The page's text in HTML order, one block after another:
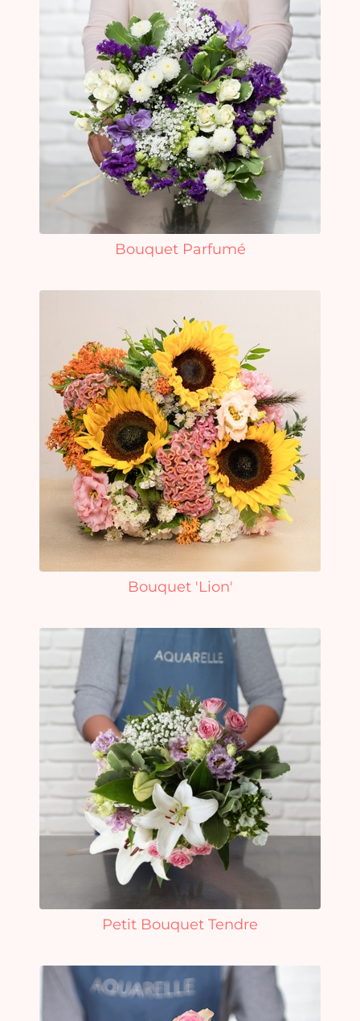
Bouquet Parfumé
Bouquet 'Lion'
Petit Bouquet Tendre